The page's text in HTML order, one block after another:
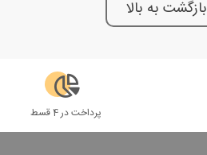
بازگشت به بالا
پرداخت در 4 قسط